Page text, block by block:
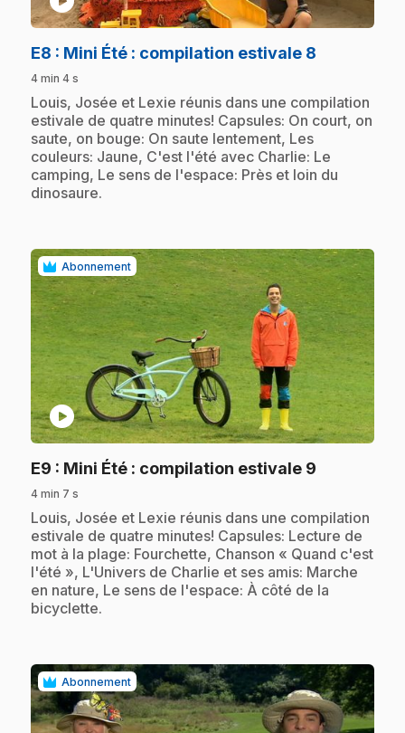
E8 : Mini Été : compilation estivale 8
4 min 4 s
.Louis, Josée et Lexie réunis dans une compilation
estivale de quatre minutes! Capsules: On court, on
saute, on bouge: On saute lentement, Les
couleurs: Jaune, C'est l'été avec Charlie: Le
camping, Le sens de l'espace: Près et loin du
dinosaure.
Abonnement
play_circle
E9 : Mini Été : compilation estivale 9
4 min 7 s
.Louis, Josée et Lexie réunis dans une compilation
estivale de quatre minutes! Capsules: Lecture de
mot à la plage: Fourchette, Chanson « Quand c'est
l'été », L'Univers de Charlie et ses amis: Marche
en nature, Le sens de l'espace: À côté de la
bicyclette.
Abonnement